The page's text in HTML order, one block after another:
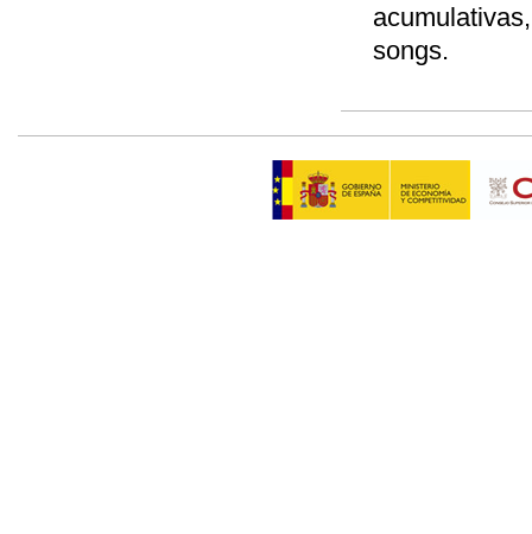
songs.